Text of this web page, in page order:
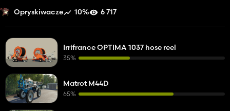
Opryskiwacze 10% 6 717
Irrifrance OPTIMA 1037 hose reel
35%
Matrot M44D
65%